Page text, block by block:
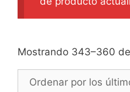
Mostrando 343–360